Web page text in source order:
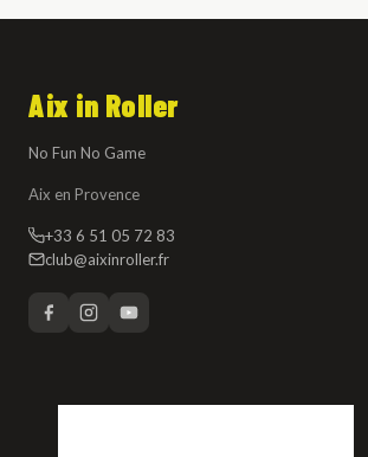
Aix in Roller
No Fun No Game
Aix en Provence
+33 6 51 05 72 83
club@aixinroller.fr